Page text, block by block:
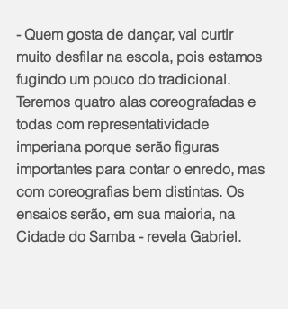
- Quem gosta de dançar, vai curtir
muito desfilar na escola, pois estamos
fugindo um pouco do tradicional.
Teremos quatro alas coreografadas e
todas com representatividade
imperiana porque serão figuras
importantes para contar o enredo, mas
com coreografias bem distintas. Os
ensaios serão, em sua maioria, na
Cidade do Samba - revela Gabriel.